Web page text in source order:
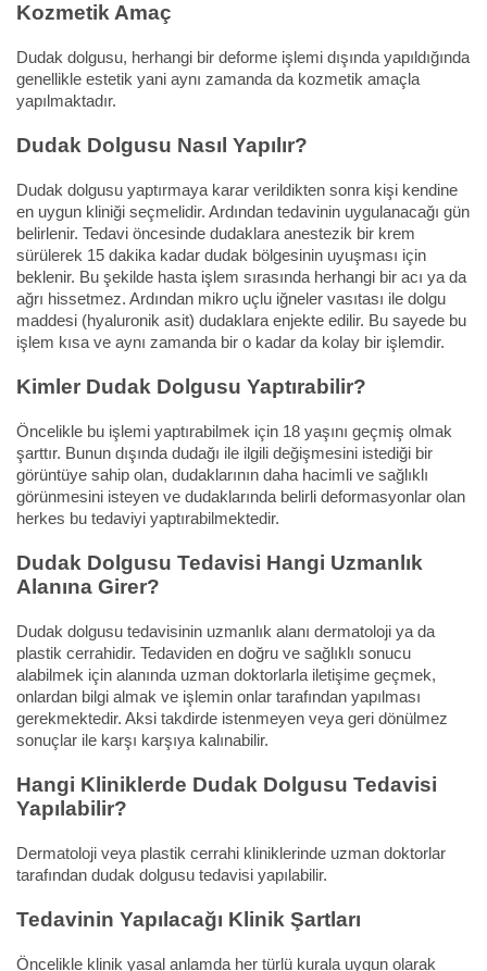
Kozmetik Amaç
Dudak dolgusu, herhangi bir deforme işlemi dışında yapıldığında
genellikle estetik yani aynı zamanda da kozmetik amaçla
yapılmaktadır.
Dudak Dolgusu Nasıl Yapılır?
Dudak dolgusu yaptırmaya karar verildikten sonra kişi kendine
en uygun kliniği seçmelidir. Ardından tedavinin uygulanacağı gün
belirlenir. Tedavi öncesinde dudaklara anestezik bir krem
sürülerek 15 dakika kadar dudak bölgesinin uyuşması için
beklenir. Bu şekilde hasta işlem sırasında herhangi bir acı ya da
ağrı hissetmez. Ardından mikro uçlu iğneler vasıtası ile dolgu
maddesi (hyaluronik asit) dudaklara enjekte edilir. Bu sayede bu
işlem kısa ve aynı zamanda bir o kadar da kolay bir işlemdir.
Kimler Dudak Dolgusu Yaptırabilir?
Öncelikle bu işlemi yaptırabilmek için 18 yaşını geçmiş olmak
şarttır. Bunun dışında dudağı ile ilgili değişmesini istediği bir
görüntüye sahip olan, dudaklarının daha hacimli ve sağlıklı
görünmesini isteyen ve dudaklarında belirli deformasyonlar olan
herkes bu tedaviyi yaptırabilmektedir.
Dudak Dolgusu Tedavisi Hangi Uzmanlık
Alanına Girer?
Dudak dolgusu tedavisinin uzmanlık alanı dermatoloji ya da
plastik cerrahidir. Tedaviden en doğru ve sağlıklı sonucu
alabilmek için alanında uzman doktorlarla iletişime geçmek,
onlardan bilgi almak ve işlemin onlar tarafından yapılması
gerekmektedir. Aksi takdirde istenmeyen veya geri dönülmez
sonuçlar ile karşı karşıya kalınabilir.
Hangi Kliniklerde Dudak Dolgusu Tedavisi
Yapılabilir?
Dermatoloji veya plastik cerrahi kliniklerinde uzman doktorlar
tarafından dudak dolgusu tedavisi yapılabilir.
Tedavinin Yapılacağı Klinik Şartları
Öncelikle klinik yasal anlamda her türlü kurala uygun olarak